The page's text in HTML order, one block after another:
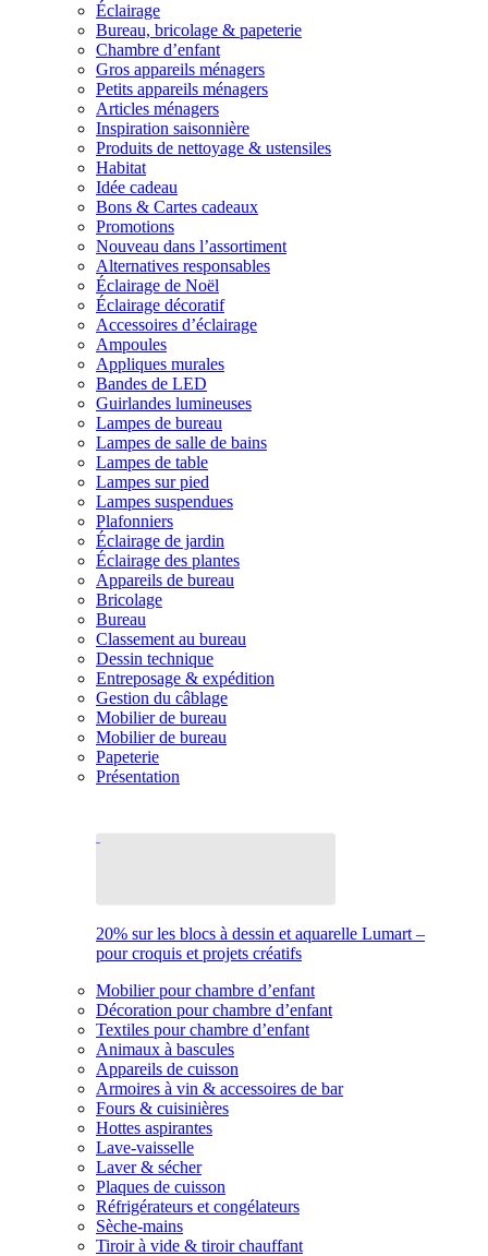
Éclairage
Bureau, bricolage & papeterie
Chambre d’enfant
Gros appareils ménagers
Petits appareils ménagers
Articles ménagers
Inspiration saisonnière
Produits de nettoyage & ustensiles
Habitat
Idée cadeau
Bons & Cartes cadeaux
Promotions
Nouveau dans l’assortiment
Alternatives responsables
Éclairage de Noël
Éclairage décoratif
Accessoires d’éclairage
Ampoules
Appliques murales
Bandes de LED
Guirlandes lumineuses
Lampes de bureau
Lampes de salle de bains
Lampes de table
Lampes sur pied
Lampes suspendues
Plafonniers
Éclairage de jardin
Éclairage des plantes
Appareils de bureau
Bricolage
Bureau
Classement au bureau
Dessin technique
Entreposage & expédition
Gestion du câblage
Mobilier de bureau
Mobilier de bureau
Papeterie
Présentation
20% sur les blocs à dessin et aquarelle Lumart –
pour croquis et projets créatifs
Mobilier pour chambre d’enfant
Décoration pour chambre d’enfant
Textiles pour chambre d’enfant
Animaux à bascules
Appareils de cuisson
Armoires à vin & accessoires de bar
Fours & cuisinières
Hottes aspirantes
Lave-vaisselle
Laver & sécher
Plaques de cuisson
Réfrigérateurs et congélateurs
Sèche-mains
Tiroir à vide & tiroir chauffant